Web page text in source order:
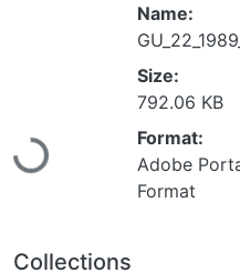
Loading...
Name:
Size:
792.06 KB
Format:
Adobe
Format
Collections